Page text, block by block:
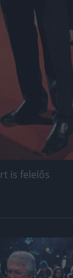
is felelős
még kép!